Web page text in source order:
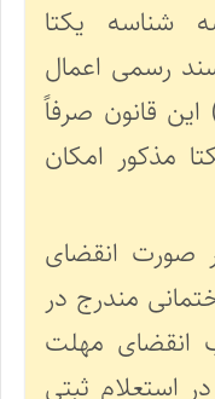
شناسه یکتا
رسمی اعمال
موضوع ماده (۱) این قانون صرفاً
مذکور امکان
صورت انقضای
مندرج در
انقضای مهلت
استعلام ثبتی